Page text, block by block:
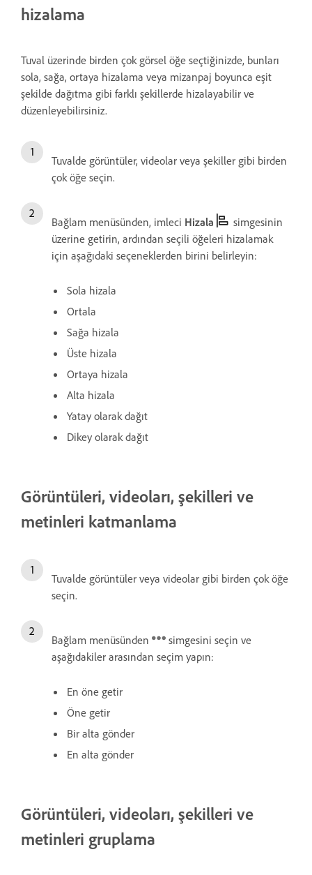
hizalama
Tuval üzerinde birden çok görsel öğe seçtiğinizde, bunları
sola, sağa, ortaya hizalama veya mizanpaj boyunca eşit
şekilde dağıtma gibi farklı şekillerde hizalayabilir ve
düzenleyebilirsiniz.
Tuvalde görüntüler, videolar veya şekiller gibi birden
çok öğe seçin.
Bağlam menüsünden, imleci Hizala
simgesinin
üzerine getirin, ardından seçili öğeleri hizalamak
için aşağıdaki seçeneklerden birini belirleyin:
Sola hizala
Ortala
Sağa hizala
Üste hizala
Ortaya hizala
Alta hizala
Yatay olarak dağıt
Dikey olarak dağıt
Görüntüleri, videoları, şekilleri ve
metinleri katmanlama
Tuvalde görüntüler veya videolar gibi birden çok öğe
seçin.
Bağlam menüsünden
simgesini seçin ve
aşağıdakiler arasından seçim yapın:
En öne getir
Öne getir
Bir alta gönder
En alta gönder
Görüntüleri, videoları, şekilleri ve
metinleri gruplama